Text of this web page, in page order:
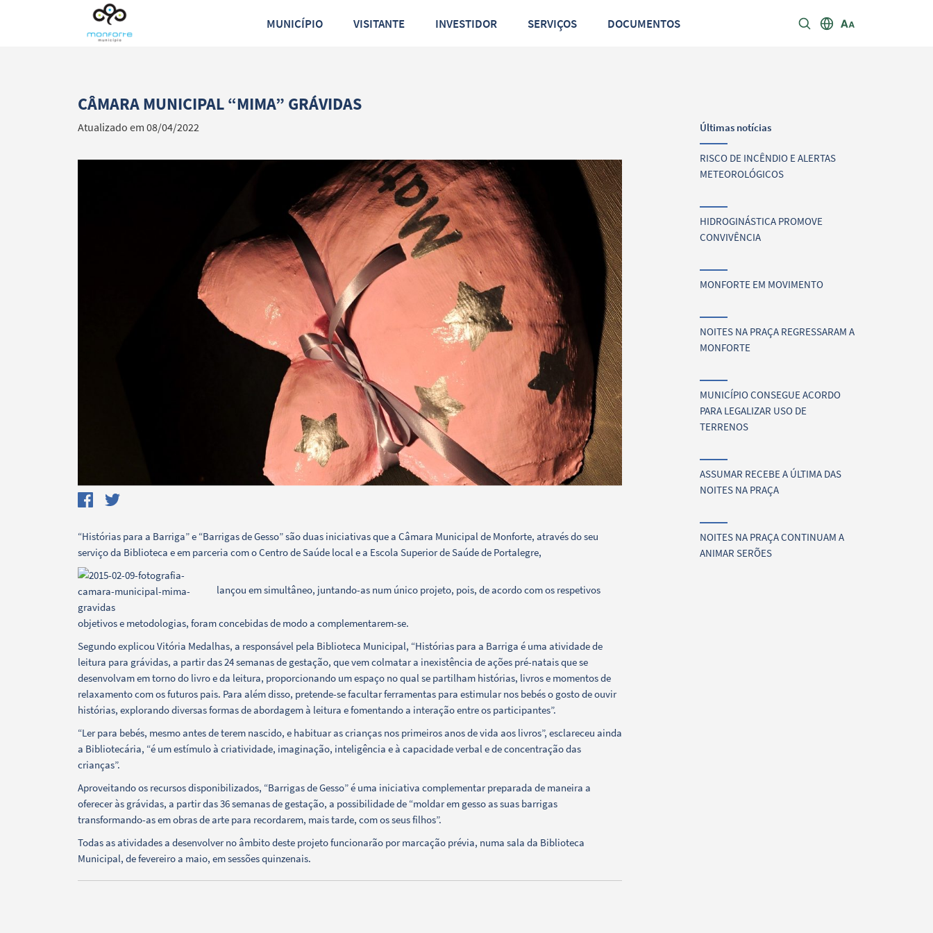
MUNICÍPIO VISITANTE INVESTIDOR SERVIÇOS DOCUMENTOS
Termo de Pesquisa
Categorias gerais
Filtros
CÂMARA MUNICIPAL “MIMA” GRÁVIDAS
Atualizado em 08/04/2022
“Histórias para a Barriga” e “Barrigas de Gesso” são duas iniciativas que a Câmara Municipal de Monforte, através do seu
serviço da Biblioteca e em parceria com o Centro de Saúde local e a Escola Superior de Saúde de Portalegre,
lançou em simultâneo, juntando-as num único projeto, pois, de acordo com os respetivos
objetivos e metodologias, foram concebidas de modo a complementarem-se.
Segundo explicou Vitória Medalhas, a responsável pela Biblioteca Municipal, “Histórias para a Barriga é uma atividade de
leitura para grávidas, a partir das 24 semanas de gestação, que vem colmatar a inexistência de ações pré-natais que se
desenvolvam em torno do livro e da leitura, proporcionando um espaço no qual se partilham histórias, livros e momentos de
relaxamento com os futuros pais. Para além disso, pretende-se facultar ferramentas para estimular nos bebés o gosto de ouvir
histórias, explorando diversas formas de abordagem à leitura e fomentando a interação entre os participantes”.
“Ler para bebés, mesmo antes de terem nascido, e habituar as crianças nos primeiros anos de vida aos livros”, esclareceu ainda
a Bibliotecária, “é um estímulo à criatividade, imaginação, inteligência e à capacidade verbal e de concentração das
crianças”.
Aproveitando os recursos disponibilizados, “Barrigas de Gesso” é uma iniciativa complementar preparada de maneira a
oferecer às grávidas, a partir das 36 semanas de gestação, a possibilidade de “moldar em gesso as suas barrigas
transformando-as em obras de arte para recordarem, mais tarde, com os seus filhos”.
Todas as atividades a desenvolver no âmbito deste projeto funcionarão por marcação prévia, numa sala da Biblioteca
Municipal, de fevereiro a maio, em sessões quinzenais.
Últimas notícias
RISCO DE INCÊNDIO E ALERTAS
METEOROLÓGICOS
HIDROGINÁSTICA PROMOVE
CONVIVÊNCIA
MONFORTE EM MOVIMENTO
NOITES NA PRAÇA REGRESSARAM A
MONFORTE
MUNICÍPIO CONSEGUE ACORDO
PARA LEGALIZAR USO DE
TERRENOS
ASSUMAR RECEBE A ÚLTIMA DAS
NOITES NA PRAÇA
NOITES NA PRAÇA CONTINUAM A
ANIMAR SERÕES